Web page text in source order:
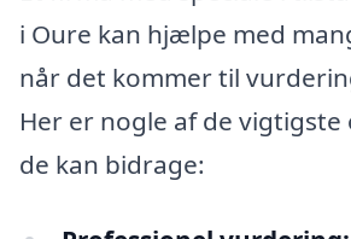
i Oure kan hjælpe med
når det kommer til
Her er nogle af de
de kan bidrage: